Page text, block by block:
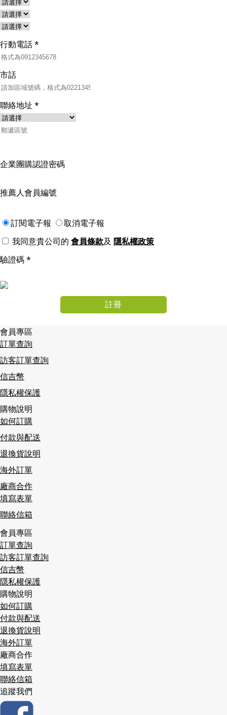
行動電話*
市話
聯絡地址 *
企業團購認證密碼
推薦人會員編號
訂閱電子報
取消電子報
我同意貴公司的 會員條款及 隱私權政策
驗證碼*
註冊
會員專區
訂單查詢
訪客訂單查詢
信吉幣
隱私權保護
購物說明
如何訂購
付款與配送
退換貨說明
海外訂單
廠商合作
填寫表單
聯絡信箱
會員專區
訂單查詢
訪客訂單查詢
信吉幣
隱私權保護
購物說明
如何訂購
付款與配送
退換貨說明
海外訂單
廠商合作
填寫表單
聯絡信箱
追蹤我們